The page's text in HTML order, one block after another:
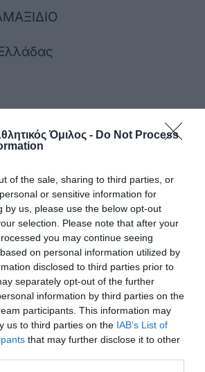
Όμιλος - Do Not Process
of the sale, sharing to third parties, or
or sensitive information for
by us, please use the below opt-out
selection. Please note that after your
you may continue seeing
on personal information utilized by
disclosed to third parties prior to
separately opt-out of the further
information by third parties on the
participants. This information may
us to third parties on the IAB’s List of
that may further disclose it to other
Αντοχής δρόμου
ποδηλασίας